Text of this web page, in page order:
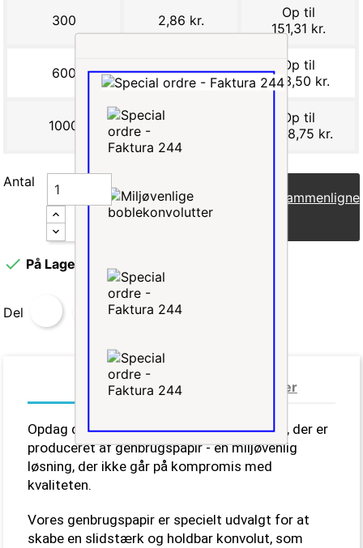
300 2,86 kr.
Op til
151,31 kr.
600 2,69 kr.
Op til
403,50 kr.
1000 2,35 kr.
Op til
1.008,75 kr.
Antal
Læg i indkøbskurv Sammenligne
 På Lager
Del
Datablad Anmeldelser
Opdag de bæredygtige forede konvolutter, der er
produceret af genbrugspapir - en miljøvenlig
løsning, der ikke går på kompromis med
kvaliteten.
Vores genbrugspapir er specielt udvalgt for at
skabe en slidstærk og holdbar konvolut, som